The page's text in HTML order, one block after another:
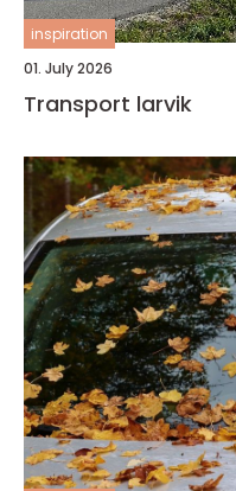
inspiration
01. July 2026
Transport larvik